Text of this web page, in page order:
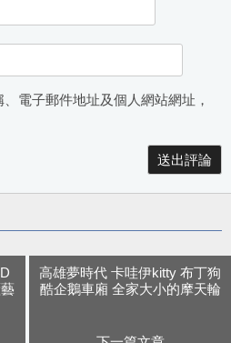
電子郵件地址及個人網站網址，
高雄夢時代 卡哇伊kitty 布丁狗
酷企鵝車廂 全家大小的摩天輪